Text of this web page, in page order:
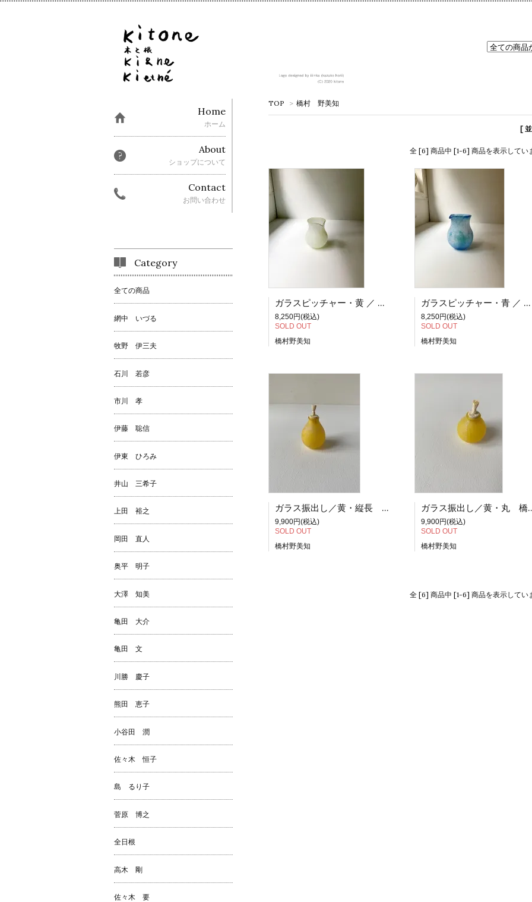
TOP > 橋村 野美知
[
全 [6] 商品中 [1-6] 商品を表示してい
ガラスピッチャー・黄 ／ 橋村 野美知
8,250円(税込)
SOLD OUT
橋村野美知
ガラスピッチャー・青 ／ 橋村 野美知
8,250円(税込)
SOLD OUT
橋村野美知
ガラス振出し／黄・縦長 橋村 野美知
9,900円(税込)
SOLD OUT
橋村野美知
ガラス振出
9,900円(税込)
SOLD OUT
橋村野美知
全 [6] 商品中 [1-6] 商品を表示してい
Home
ホーム
About
ショップについて
Contact
お問い合わせ
Category
全ての商品
網中 いづる
牧野 伊三夫
石川 若彦
市川 孝
伊藤 聡信
伊東 ひろみ
井山 三希子
上田 裕之
岡田 直人
奥平 明子
大澤 知美
亀田 大介
亀田 文
川勝 慶子
熊田 恵子
小谷田 潤
佐々木 恒子
島 るり子
菅原 博之
全日根
高木 剛
佐々木 要